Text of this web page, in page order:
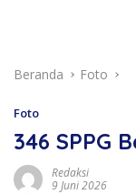
Beranda Foto
Foto
346 SPPG
Redaksi
9 Juni 2026